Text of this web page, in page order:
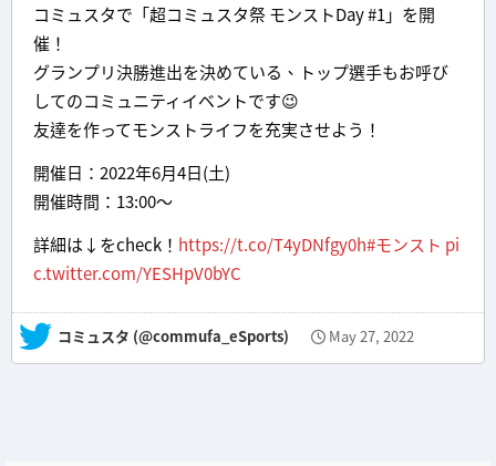
コミュスタで「超コミュスタ祭 モンストDay #1」を開
催！
グランプリ決勝進出を決めている、トップ選手もお呼び
してのコミュニティイベントです😉
友達を作ってモンストライフを充実させよう！
開催日：2022年6月4日(土)
開催時間：13:00～
詳細は↓をcheck！ https://t.co/T4yDNfgy0h#モンスト pi
c.twitter.com/YESHpV0bYC
— コミュスタ (@commufa_eSports) May 27, 2022